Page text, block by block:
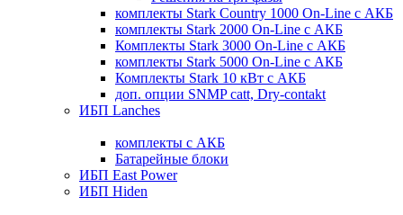
комплекты Stark Country 1000 On-Line с АКБ
комплекты Stark 2000 On-Line с АКБ
Комплекты Stark 3000 On-Line с АКБ
комплекты Stark 5000 On-Line с АКБ
Комплекты Stark 10 кВт с АКБ
доп. опции SNMP catt, Dry-contakt
ИБП Lanches
комплекты с АКБ
Батарейные блоки
ИБП East Power
ИБП Hiden